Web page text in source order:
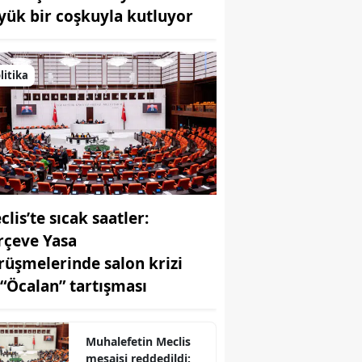
Bilecik
Bingöl
Bitlis
Bolu
Burdur
Bursa
Çanakkale
Çorum
Diyarbakır
bir coşkuyla kutluyor
sıcak saatler:
Yasa
salon krizi
tartışması
Muhalefetin Meclis
mesaisi reddedildi: